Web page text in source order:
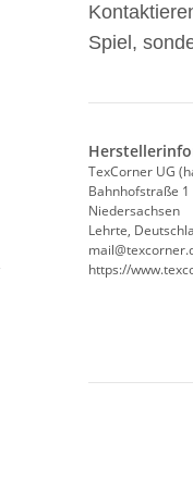
Spiel,
TexCorner UG
Bahnhofstraße 1
Niedersachsen
Lehrte,
https://
farbig 1000ml inkl.
7,99 € -14,99